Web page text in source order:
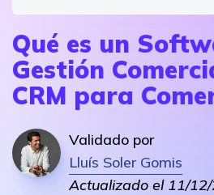
Qué es un
Gestión
CRM para
Validado por
Lluís Soler Gomis
Actualizado el 11/